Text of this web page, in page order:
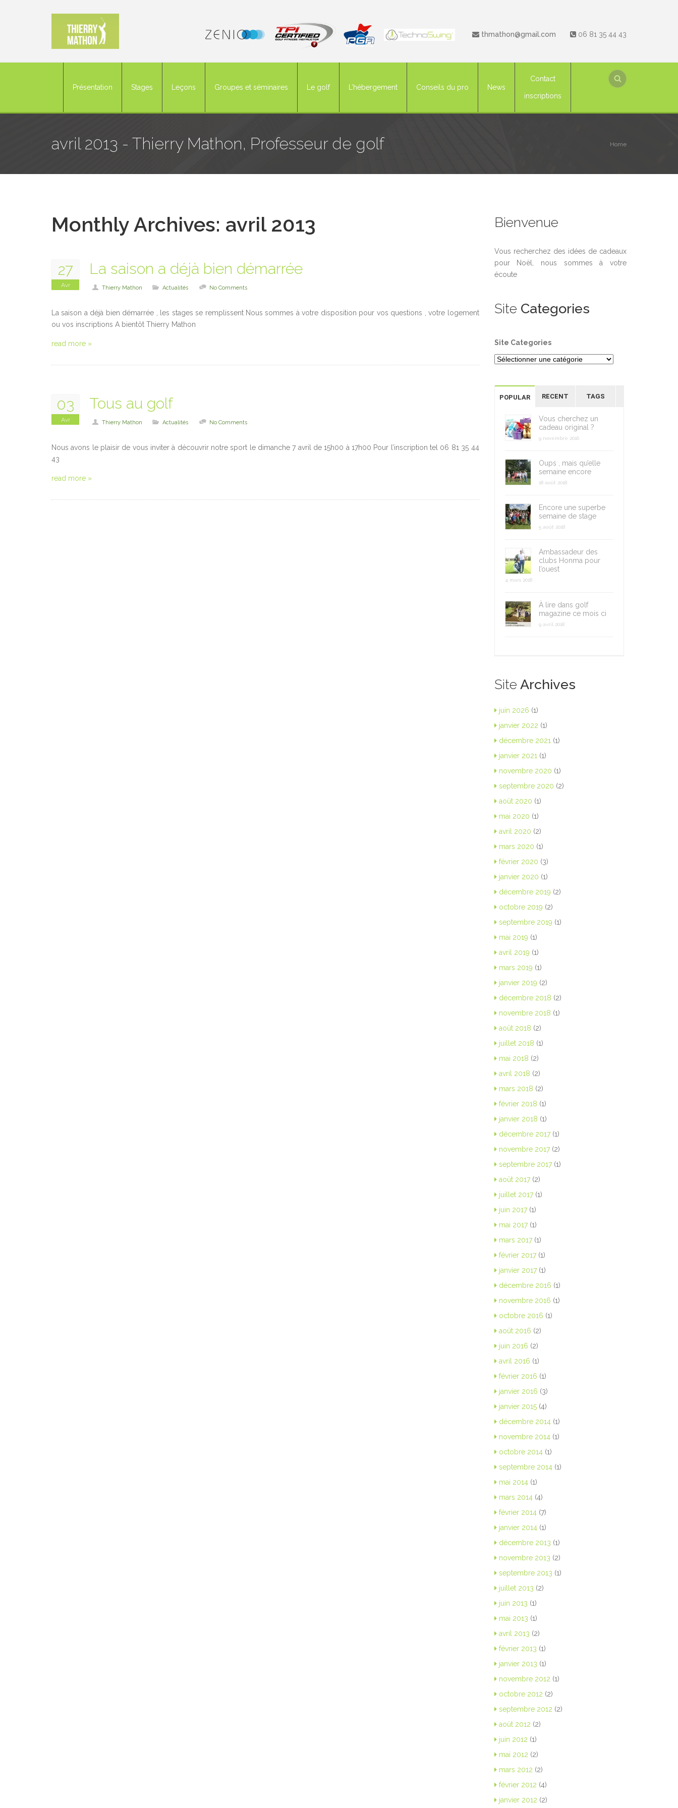
thmathon@gmail.com 06 81 35 44 43
Présentation Stages Leçons Groupes et séminaires Le golf L’hébergement Conseils du pro News
Contact
inscriptions
avril 2013 - Thierry Mathon, Professeur de golf Home
Monthly Archives: avril 2013
27
Avr
La saison a déjà bien démarrée
Thierry Mathon Actualités No Comments
La saison a déjà bien démarrée , les stages se remplissent Nous sommes à votre disposition pour vos questions , votre logement
ou vos inscriptions A bientôt Thierry Mathon
read more »
03
Avr
Tous au golf
Thierry Mathon Actualités No Comments
Nous avons le plaisir de vous inviter à découvrir notre sport le dimanche 7 avril de 15h00 à 17h00 Pour l’inscription tel 06 81 35 44
43
read more »
Bienvenue
Vous recherchez des idées de cadeaux
pour Noël, nous sommes à votre
écoute
Site Categories
Site Categories
POPULAR RECENT TAGS
Vous cherchez un
cadeau original ?
9 novembre 2016
Oups , mais qu’elle
semaine encore
18 août 2018
Encore une superbe
semaine de stage
5 août 2018
Ambassadeur des
clubs Honma pour
l’ouest
4 mars 2018
À lire dans golf
magazine ce mois ci
9 avril 2018
Site Archives
juin 2026 (1)
janvier 2022 (1)
décembre 2021 (1)
janvier 2021 (1)
novembre 2020 (1)
septembre 2020 (2)
août 2020 (1)
mai 2020 (1)
avril 2020 (2)
mars 2020 (1)
février 2020 (3)
janvier 2020 (1)
décembre 2019 (2)
octobre 2019 (2)
septembre 2019 (1)
mai 2019 (1)
avril 2019 (1)
mars 2019 (1)
janvier 2019 (2)
décembre 2018 (2)
novembre 2018 (1)
août 2018 (2)
juillet 2018 (1)
mai 2018 (2)
avril 2018 (2)
mars 2018 (2)
février 2018 (1)
janvier 2018 (1)
décembre 2017(1)
novembre 2017(2)
septembre 2017(1)
août 2017(2)
juillet 2017(1)
juin 2017(1)
mai 2017(1)
mars 2017(1)
février 2017(1)
janvier 2017(1)
décembre 2016 (1)
novembre 2016 (1)
octobre 2016 (1)
août 2016 (2)
juin 2016 (2)
avril 2016 (1)
février 2016 (1)
janvier 2016 (3)
janvier 2015(4)
décembre 2014(1)
novembre 2014(1)
octobre 2014(1)
septembre 2014(1)
mai 2014(1)
mars 2014(4)
février 2014(7)
janvier 2014(1)
décembre 2013 (1)
novembre 2013 (2)
septembre 2013 (1)
juillet 2013 (2)
juin 2013 (1)
mai 2013 (1)
avril 2013 (2)
février 2013 (1)
janvier 2013 (1)
novembre 2012 (1)
octobre 2012 (2)
septembre 2012 (2)
août 2012 (2)
juin 2012 (1)
mai 2012 (2)
mars 2012 (2)
février 2012 (4)
janvier 2012 (2)